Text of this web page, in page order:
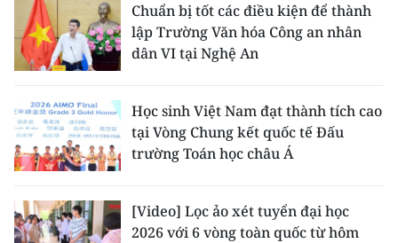
Chuẩn bị tốt các điều kiện để thành
lập Trường Văn hóa Công an nhân
dân VI tại Nghệ An
Học sinh Việt Nam đạt thành tích cao
tại Vòng Chung kết quốc tế Đấu
trường Toán học châu Á
[Video] Lọc ảo xét tuyển đại học
2026 với 6 vòng toàn quốc từ hôm